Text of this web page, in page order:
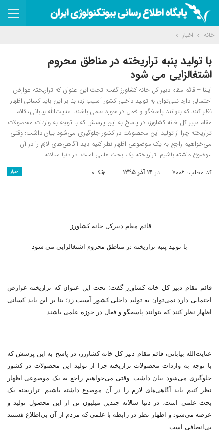
خانه اخبار
با تولید پنبه تراریخته در مناطق محروم
اشتغالزایی می شود
ایلنا – قائم مقام دبیر کل خانه کشاورز گفت: تحت این عنوان که تراریخته عوارض
احتمالی دارد نمی‌توان به تولید داخلی کشور آسیب زد؛ بنا بر این باید کسانی اظهار
نظر کنند که بتوانند پاسخگو و فعال در حوزه علمی باشند. عنایت‌الله بیابانی، قائم
مقام دبیر کل خانه کشاورز، در پاسخ به این پرسش که با توجه به واردات محصولات
تراریخته چرا از تولید این محصولات در کشور جلوگیری می‌شود بیان داشت: وقتی
می‌خواهیم راجع به یک موضوعی اظهار نظر کنیم باید آگاهی‌های لازم را در آن
موضوع داشته باشیم. تراریخته یک بحث علمی است. در دنیا سالانه …
اخبار کد مطلب: ۷۰۰۶ در ۱۴ آذر ۱۳۹۵
قائم مقام دبیرکل خانه کشاورز:
با تولید پنبه تراریخته در مناطق محروم اشتغالزایی می شود
قائم مقام دبیر کل خانه کشاورز گفت: تحت این عنوان که تراریخته عوارض
احتمالی دارد نمی‌توان به تولید داخلی کشور آسیب زد؛ بنا بر این باید کسانی
اظهار نظر کنند که بتوانند پاسخگو و فعال در حوزه علمی باشند.
عنایت‌الله بیابانی، قائم مقام دبیر کل خانه کشاورز، در پاسخ به این پرسش که
با توجه به واردات محصولات تراریخته چرا از تولید این محصولات در کشور
جلوگیری می‌شود بیان داشت: وقتی می‌خواهیم راجع به یک موضوعی اظهار
نظر کنیم باید آگاهی‌های لازم را در آن موضوع داشته باشیم. تراریخته یک
بحث علمی است. در دنیا سالانه چندین میلیون تن از این محصول تولید و
عرضه می‌شود و اظهار نظر در رابطه با علمی که مردم از آن بی‌اطلاع هستند
بی‌انصافی است.